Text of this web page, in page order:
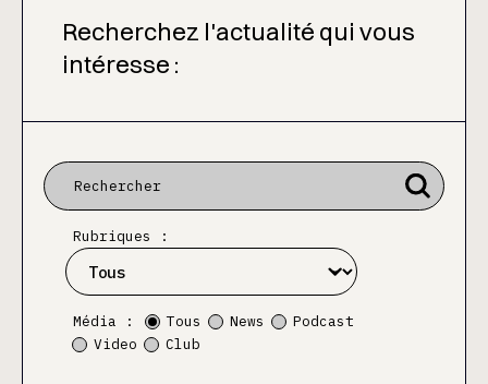
Recherchez l'actualité qui vous
intéresse :
Rubriques :
Média : Tous News
Podcast
Video
Club